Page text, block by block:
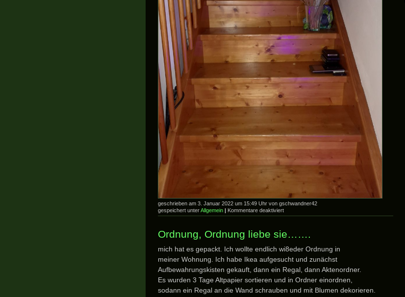
geschrieben am 3. Januar 2022 um 15:49 Uhr von gschwandner42
gespeichert unterAllgemein | Kommentare deaktiviertfür
gute
Ordnung, Ordnung liebe sie…….
mich hat es gepackt. Ich wollte endlich wi8eder Ordnung in
meiner Wohnung. Ich habe Ikea aufgesucht und zunächst
Aufbewahrungskisten gekauft, dann ein Regal, dann Aktenordner.
Es wurden 3 Tage Altpapier sortieren und in Ordner einordnen,
sodann ein Regal an die Wand schrauben und mit Blumen dekorieren.